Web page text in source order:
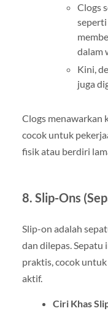
Clogs
seperti
dalam
Kini,
juga
Clogs menawarkan
cocok untuk
fisik atau berdiri
8. Slip-Ons
Slip-on adalah
dan dilepas. Sepatu
praktis, cocok
aktif.
Ciri Khas